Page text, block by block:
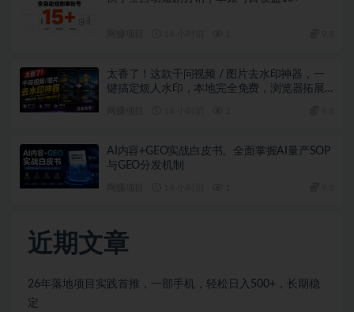
太香了！这款千问视频 / 图片去水印神器，一
键搞定烦人水印，本地完全免费，浏览器拓展
AI内容+GEO实战白皮书。全面掌握AI量产SOP
与GEO分发机制
近期文章
26年落地项目实践首推，一部手机，轻松日入500+，长期稳
定